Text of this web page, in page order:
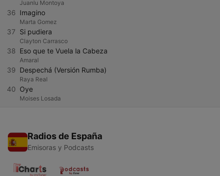
Juanlu Montoya
36 Imagino
Marta Gomez
37 Si pudiera
Clayton Carrasco
38 Eso que te Vuela la Cabeza
Amaral
39 Despechá (Versión Rumba)
Raya Real
40 Oye
Moises Losada
Radios de España
Emisoras y Podcasts